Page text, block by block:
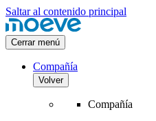
Saltar al contenido principal
Cerrar menú
Compañía
Volver
Compañía